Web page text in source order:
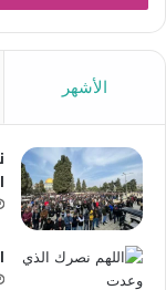
الأشهر